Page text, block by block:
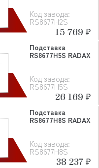
Код завода:
RS8677H2S
15 769 ₽
Код завода:
RS8677H5S
Подставка
RS8677H5S RADAX
26 169 ₽
Код завода:
RS8677H8S
Подставка
RS8677H8S RADAX
38 237 ₽